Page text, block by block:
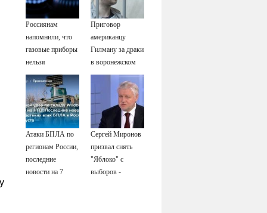
семьи
Россиянам
напомнили, что
газовые приборы
нельзя
ремонтировать
самостоятельно
Приговор
американцу
Гилману за драки
в воронежском
СИЗО
потребовали
ужесточить -
Новости на
Вести.ru
Атаки БПЛА по
регионам России,
последние
новости на 7
Сергей Миронов
призвал снять
"Яблоко" с
выборов -